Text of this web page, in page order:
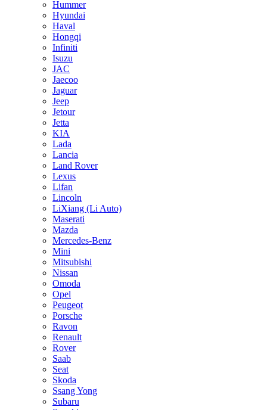
Hummer
Hyundai
Haval
Hongqi
Infiniti
Isuzu
JAC
Jaecoo
Jaguar
Jeep
Jetour
Jetta
KIA
Lada
Lancia
Land Rover
Lexus
Lifan
Lincoln
LiXiang (Li Auto)
Maserati
Mazda
Mercedes-Benz
Mini
Mitsubishi
Nissan
Omoda
Opel
Peugeot
Porsche
Ravon
Renault
Rover
Saab
Seat
Skoda
Ssang Yong
Subaru